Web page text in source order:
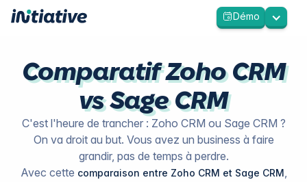
Démo
Comparatif Zoho CRM
vs Sage CRM
C'est l'heure de trancher : Zoho CRM ou Sage CRM ?
On va droit au but. Vous avez un business à faire
grandir, pas de temps à perdre.
Avec cette comparaison entre Zoho CRM et Sage CRM,